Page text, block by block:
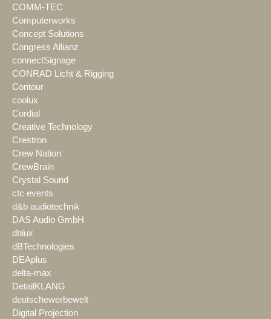
COMM-TEC
Computerworks
Concept Solutions
Congress Allianz
connectSignage
CONRAD Licht & Rigging
Contour
coolux
Cordial
Creative Technology
Crestron
Crew Nation
CrewBrain
Crystal Sound
ctc events
d&b audiotechnik
DAS Audio GmbH
dblux
dBTechnologies
DEAplus
delta-max
DetailKLANG
deutschewerbewelt
Digital Projection